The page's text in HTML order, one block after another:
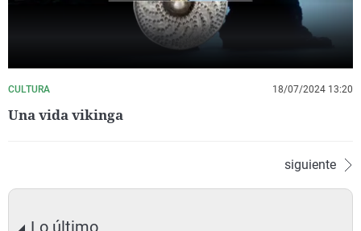
CULTURA 18/07/2024 13:20
Una vida vikinga
siguiente
Lo último